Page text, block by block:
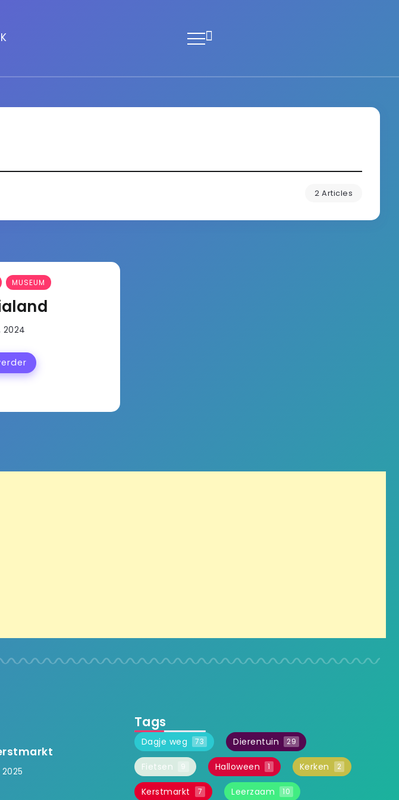
2 Articles
MUSEUM
2024
Tags
Dagje weg 73 Dierentuin 29
Fietsen 9 Halloween 1 Kerken 2
Kerstmarkt 7 Leerzaam 10